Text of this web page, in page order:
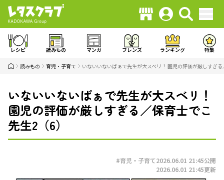
レシピ 読みもの マンガ フレンズ ランキング 特集
読みもの 育児・子育て いないいないばぁで先生が大スベリ！ 園児の評価が厳しすぎ
いないいないばぁで先生が大スベリ！
園児の評価が厳しすぎる／保育士でこ
先生2（6）
#育児・子育て2026.06.01 21:45公開
2026.06.01 21:45更新